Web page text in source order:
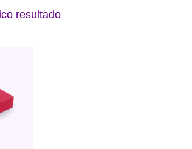
resultado